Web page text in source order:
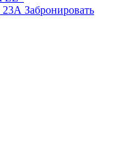
23А Забронировать